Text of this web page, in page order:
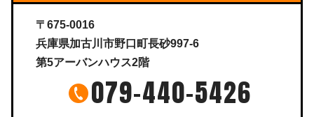
〒675-0016
兵庫県加古川市野口町長砂997-6
第5アーバンハウス2階
079-440-5426